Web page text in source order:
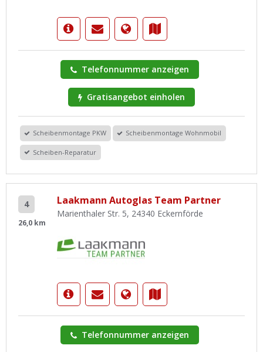
Telefonnummer anzeigen
Gratisangebot einholen
Scheibenmontage PKW Scheibenmontage Wohnmobil
Scheiben-Reparatur
4
26,0 km
Laakmann Autoglas Team Partner
Marienthaler Str. 5, 24340 Eckernförde
Telefonnummer anzeigen